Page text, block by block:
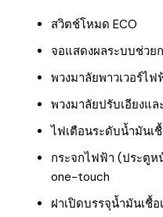
สวิตช์โหมด ECO
จอแสดงผลระบบช่ว
พวงมาลัยพาวเวอร์ไฟ
พวงมาลัยปรับเอียงแ
ไฟเตือนระดับน้ำมันเชื้
กระจกไฟฟ้า (ประตู
one-touch
ฝาเปิดบรรจุน้ำมันเชื้อ